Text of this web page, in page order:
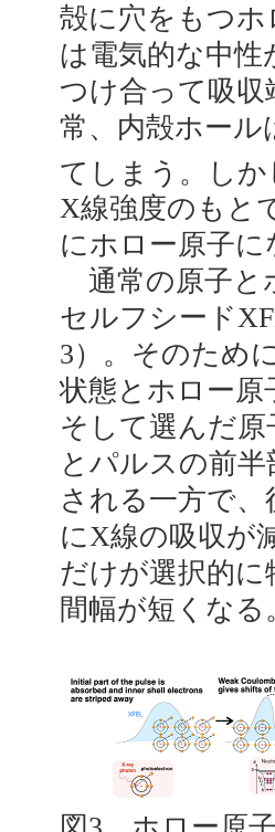
殻に穴をもつ
は電気的な中
つけ合って吸
常、内殻ホー
てしまう。しか
X線強度のもと
にホロー原子に
通常の原子と
セルフシード
3）。そのため
状態とホロー原
そして選んだ
とパルスの前
される一方で
にX線の吸収が
だけが選択的
間幅が短くなる